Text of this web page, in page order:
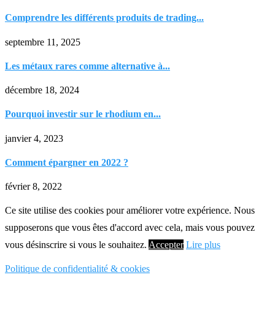
Comprendre les différents produits de trading...
septembre 11, 2025
Les métaux rares comme alternative à...
décembre 18, 2024
Pourquoi investir sur le rhodium en...
janvier 4, 2023
Comment épargner en 2022 ?
février 8, 2022
Ce site utilise des cookies pour améliorer votre expérience. Nous
supposerons que vous êtes d'accord avec cela, mais vous pouvez
vous désinscrire si vous le souhaitez. Accepter Lire plus
Politique de confidentialité & cookies